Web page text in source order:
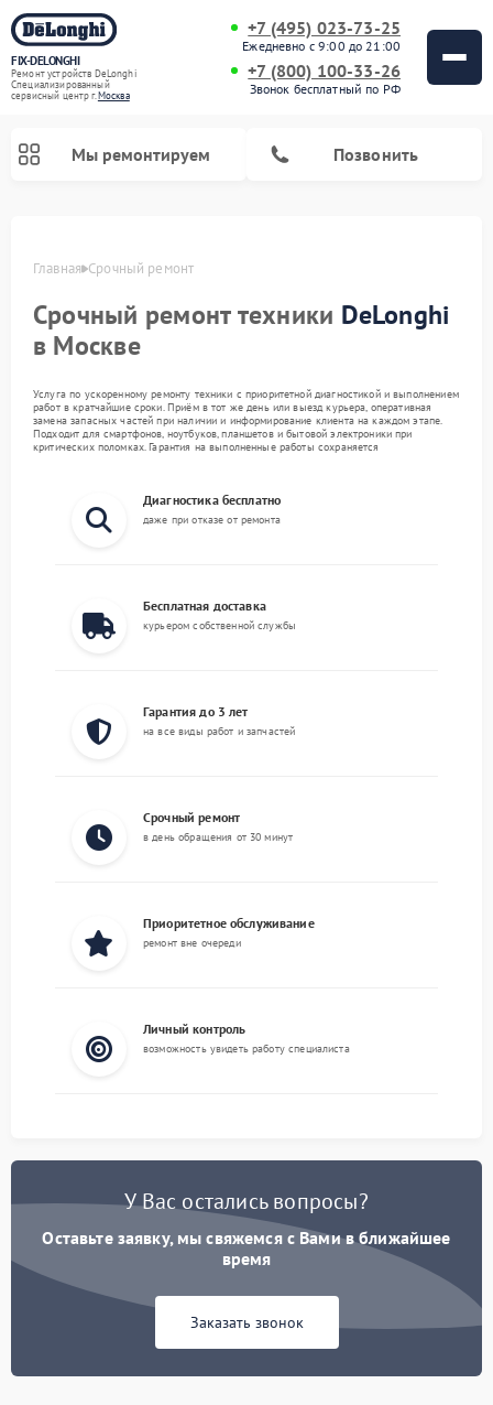
FIX-DELONGHI
Ремонт устройств DeLonghi
Специализированный
cервисный центр г.Москва
+7 (495) 023-73-25
Ежедневно с 9:00 до 21:00
+7 (800) 100-33-26
Звонок бесплатный по РФ
Мы ремонтируем Позвонить
Главная Срочный ремонт
Срочный ремонт техники DeLonghi
в Москве
Услуга по ускоренному ремонту техники с приоритетной диагностикой и выполнением
работ в кратчайшие сроки. Приём в тот же день или выезд курьера, оперативная
замена запасных частей при наличии и информирование клиента на каждом этапе.
Подходит для смартфонов, ноутбуков, планшетов и бытовой электроники при
критических поломках. Гарантия на выполненные работы сохраняется
Диагностика бесплатно
даже при отказе от ремонта
Бесплатная доставка
курьером собственной службы
Гарантия до 3 лет
на все виды работ и запчастей
Срочный ремонт
в день обращения от 30 минут
Приоритетное обслуживание
ремонт вне очереди
Личный контроль
возможность увидеть работу специалиста
У Вас остались вопросы?
Оставьте заявку, мы свяжемся с Вами в ближайшее
время
Заказать звонок